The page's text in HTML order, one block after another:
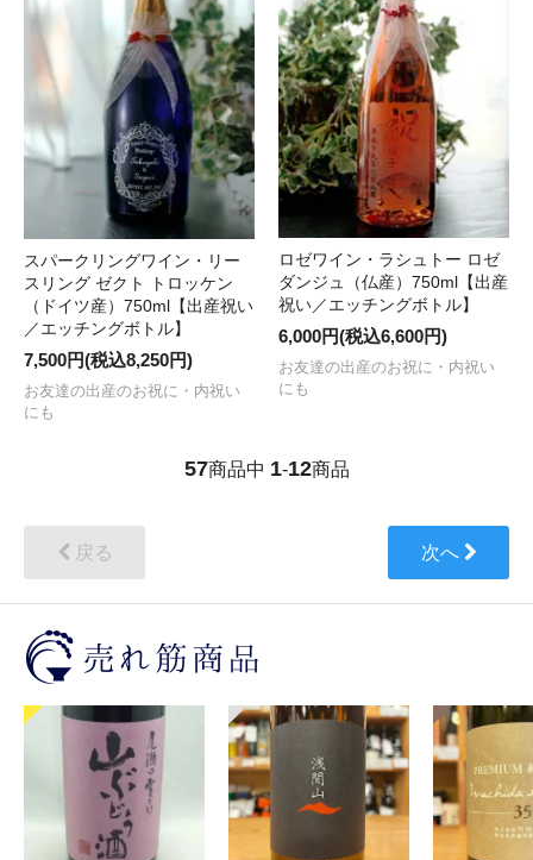
スパークリングワイン・リー
スリング ゼクト トロッケン
（ドイツ産）750ml【出産祝い
／エッチングボトル】
7,500円(税込8,250円)
お友達の出産のお祝に・内祝い
にも
ロゼワイン・ラシュトー ロゼ
ダンジュ（仏産）750ml【出産
祝い／エッチングボトル】
6,000円(税込6,600円)
お友達の出産のお祝に・内祝い
にも
57商品中 1-12商品
戻る 次へ